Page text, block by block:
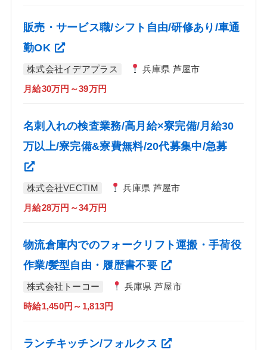
販売・サービス職/シフト自由/研修あり/車通
勤OK
株式会社イデアプラス 兵庫県 芦屋市
月給30万円～39万円
名刺入れの検査業務/高月給×寮完備/月給30
万以上/寮完備&寮費無料/20代募集中/急募
株式会社VECTIM 兵庫県 芦屋市
月給28万円～34万円
物流倉庫内でのフォークリフト運搬・手荷役
作業/髪型自由・履歴書不要
株式会社トーコー 兵庫県 芦屋市
時給1,450円～1,813円
ランチキッチン/フォルクス